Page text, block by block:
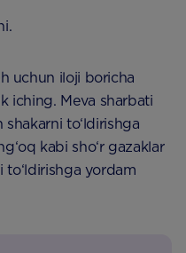
uchun iloji boricha
iching. Meva sharbati
to‘ldirishga
kabi sho‘r gazaklar
to‘ldirishga yordam